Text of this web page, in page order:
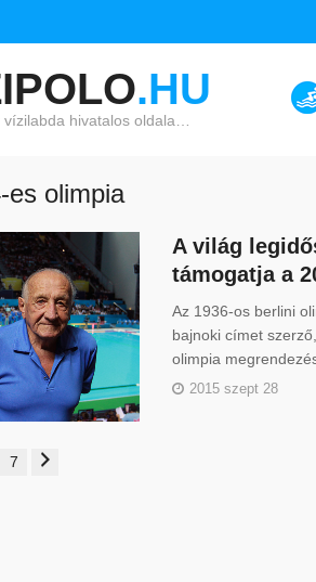
.HU
vízilabda hivatalos oldala…
es olimpia
A világ
támogatja a
Az 1936-os berlini
bajnoki címet
olimpia
2015 szept 28
7